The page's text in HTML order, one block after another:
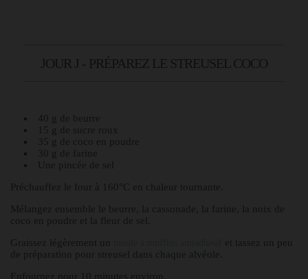
JOUR J - PRÉPAREZ LE STREUSEL COCO
40 g de beurre
15 g de sucre roux
35 g de coco en poudre
30 g de farine
Une pincée de sel
Préchauffez le four à 160°C en chaleur tournante.
Mélangez ensemble le beurre, la cassonade, la farine, la noix de
coco en poudre et la fleur de sel.
Graissez légèrement un
et tassez un peu
de préparation pour streusel dans chaque alvéole.
Enfournez pour 10 minutes environ.